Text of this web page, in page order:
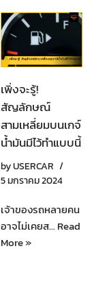
เพิ่งจะรู้!
สัญลักษณ์
สามเหลี่ยมบนเกจ์
น้ำมันมีไว้ทำแบบนี้
byUSERCAR
5 มกราคม 2024
เจ้าของรถหลายคน
อาจไม่เคยส… Read
More »